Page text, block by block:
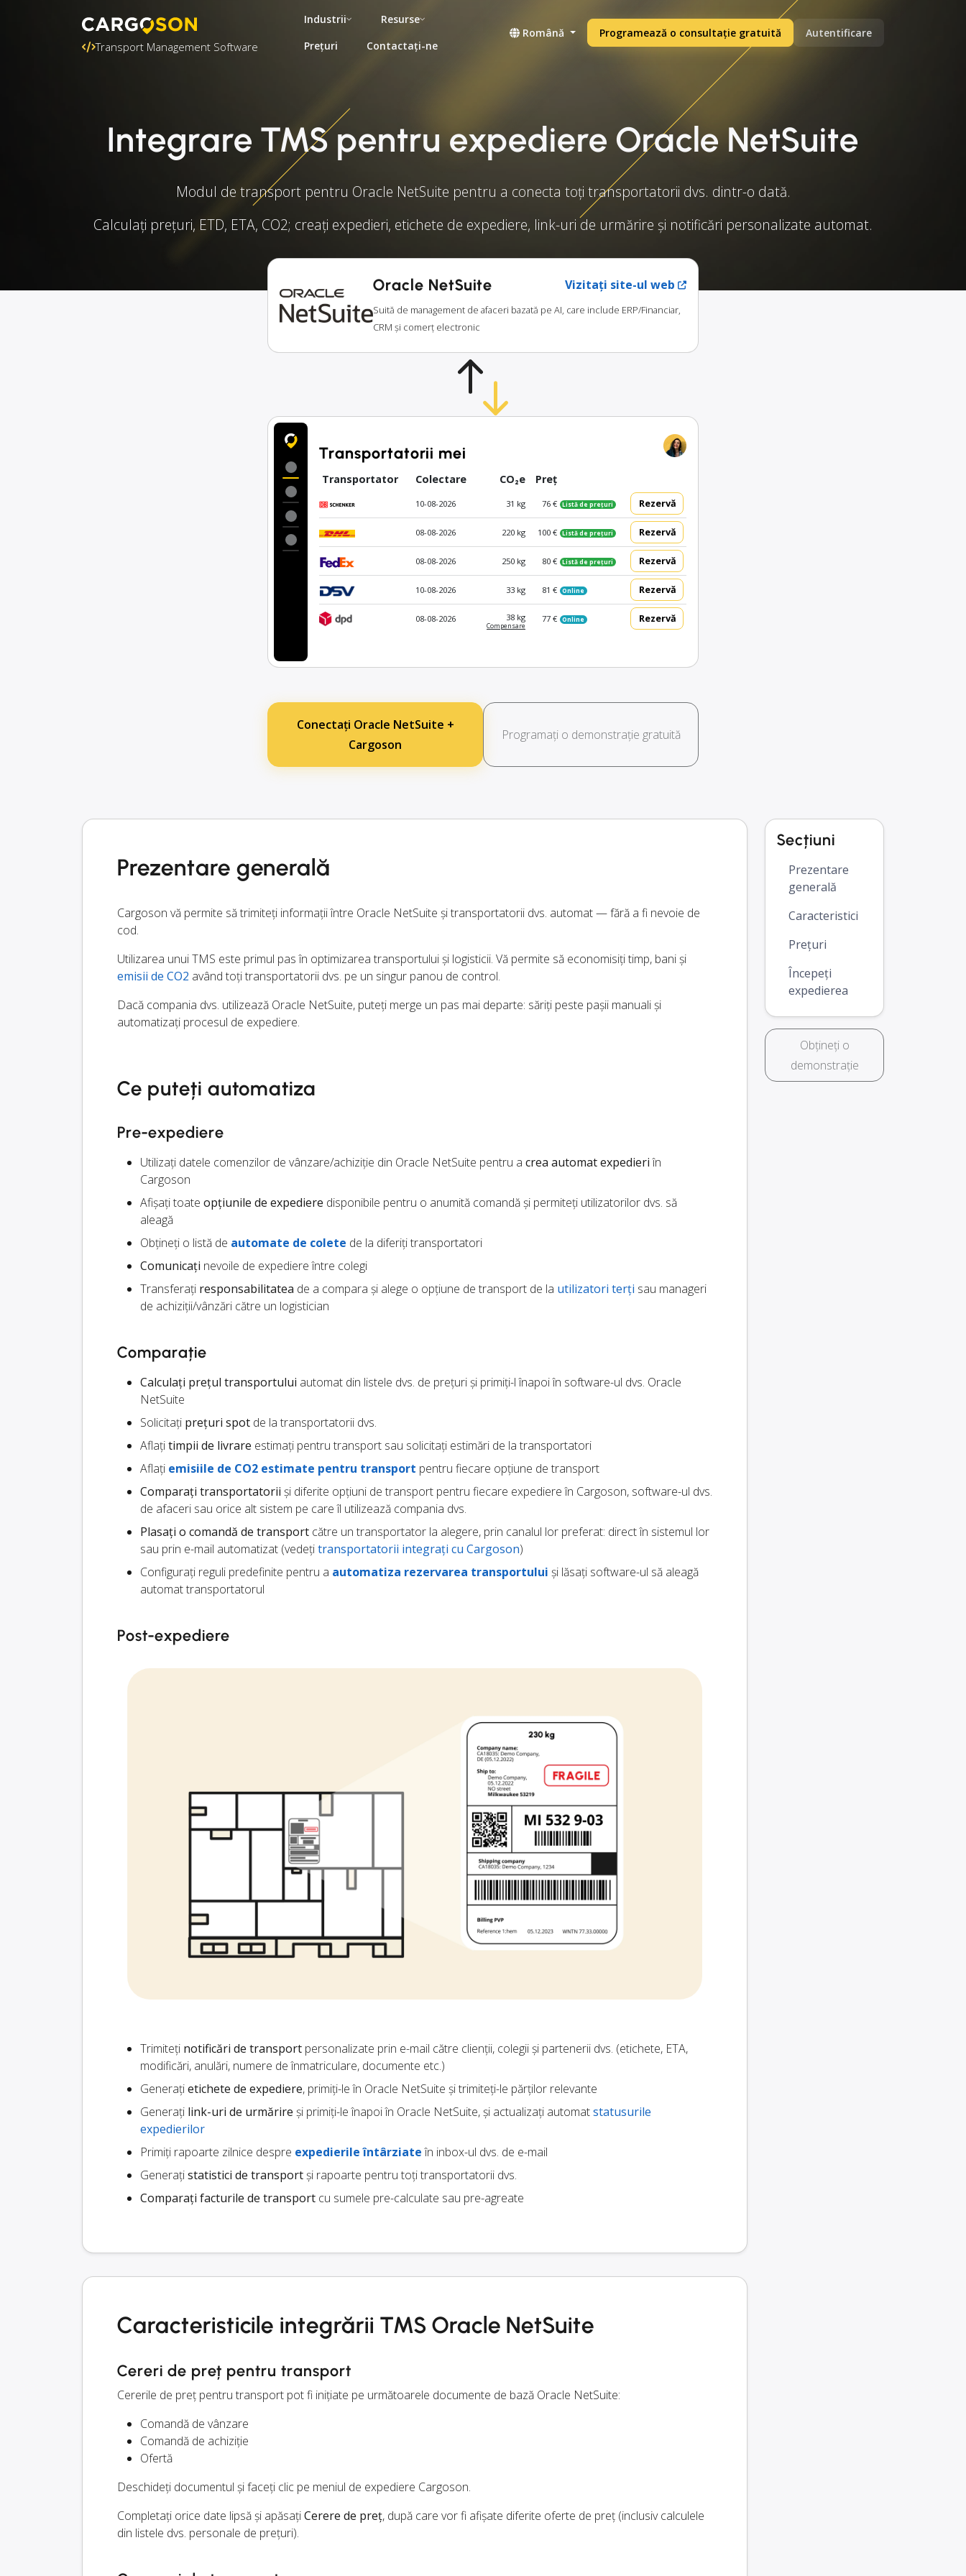
Transport Management Software
Industrii
Resurse
Prețuri
Contactați-ne
Română Programează o consultație gratuită Autentificare
Integrare TMS pentru expediere Oracle NetSuite
Modul de transport pentru Oracle NetSuite pentru a conecta toți transportatorii dvs. dintr-o dată.
Calculați prețuri, ETD, ETA, CO2; creați expedieri, etichete de expediere, link-uri de urmărire și notificări personalizate automat.
Oracle NetSuite Vizitați site-ul web
Suită de management de afaceri bazată pe AI, care include ERP/Financiar,
CRM și comerț electronic
Transportatorii mei
Transportator Colectare CO₂e Preț
10-08-2026 31 kg 76 € Listă de prețuri Rezervă
08-08-2026 220 kg 100 € Listă de prețuri Rezervă
08-08-2026 250 kg 80 € Listă de prețuri Rezervă
10-08-2026 33 kg 81 € Online Rezervă
08-08-2026 38 kg
Compen­sare
77 € Online Rezervă
Conectați Oracle NetSuite +
Cargoson
Programați o demonstrație gratuită
Prezentare generală
Cargoson vă permite să trimiteți informații între Oracle NetSuite și transportatorii dvs. automat — fără a fi nevoie de
cod.
Utilizarea unui TMS este primul pas în optimizarea transportului și logisticii. Vă permite să economisiți timp, bani și
emisii de CO2 având toți transportatorii dvs. pe un singur panou de control.
Dacă compania dvs. utilizează Oracle NetSuite, puteți merge un pas mai departe: săriți peste pașii manuali și
automatizați procesul de expediere.
Ce puteți automatiza
Pre-expediere
Utilizați datele comenzilor de vânzare/achiziție din Oracle NetSuite pentru a crea automat expedieriîn
Cargoson
Afișați toate opțiunile de expediere disponibile pentru o anumită comandă și permiteți utilizatorilor dvs. să
aleagă
Obțineți o listă de automate de colete de la diferiți transportatori
Comunicați nevoile de expediere între colegi
Transferați responsabilitatea de a compara și alege o opțiune de transport de la utilizatori terți sau manageri
de achiziții/vânzări către un logistician
Comparație
Calculați prețul transportului automat din listele dvs. de prețuri și primiți-l înapoi în software-ul dvs. Oracle
NetSuite
Solicitați prețuri spot de la transportatorii dvs.
Aflațitimpii de livrare estimați pentru transport sau solicitați estimări de la transportatori
Aflați emisiile de CO2 estimate pentru transport pentru fiecare opțiune de transport
Comparați transportatorii și diferite opțiuni de transport pentru fiecare expediere în Cargoson, software-ul dvs.
de afaceri sau orice alt sistem pe care îl utilizează compania dvs.
Plasați o comandă de transport către un transportator la alegere, prin canalul lor preferat: direct în sistemul lor
sau prin e-mail automatizat (vedețitransportatorii integrați cu Cargoson)
Configurați reguli predefinite pentru a automatiza rezervarea transportului și lăsați software-ul să aleagă
automat transportatorul
Post-expediere
Trimiteți notificări de transport personalizate prin e-mail către clienții, colegii și partenerii dvs. (etichete, ETA,
modificări, anulări, numere de înmatriculare, documente etc.)
Generațietichete de expediere, primiți-le în Oracle NetSuite și trimiteți-le părților relevante
Generați link-uri de urmărire și primiți-le înapoi în Oracle NetSuite, și actualizați automatstatusurile
expedierilor
Primiți rapoarte zilnice despre expedierile întârziateîn inbox-ul dvs. de e-mail
Generațistatistici de transportși rapoarte pentru toți transportatorii dvs.
Comparați facturile de transport cu sumele pre-calculate sau pre-agreate
Caracteristicile integrării TMS Oracle NetSuite
Cereri de preț pentru transport
Cererile de preț pentru transport pot fi inițiate pe următoarele documente de bază Oracle NetSuite:
Comandă de vânzare
Comandă de achiziție
Ofertă
Deschideți documentul și faceți clic pe meniul de expediere Cargoson.
Completați orice date lipsă și apăsațiCerere de preț, după care vor fi afișate diferite oferte de preț (inclusiv calculele
din listele dvs. personale de prețuri).
Secțiuni
Prezentare
generală
Caracteristici
Prețuri
Începeți
expedierea
Obțineți o
demonstrație